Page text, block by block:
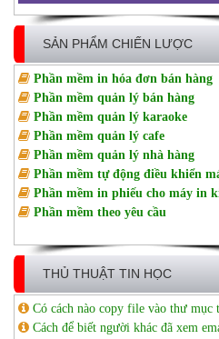
SẢN PHẨM CHIẾN LƯỢC
Phần mềm in hóa đơn bán hàng
Phần mềm quản lý bán hàng
Phần mềm quản lý karaoke
Phần mềm quản lý cafe
Phần mềm quản lý nhà hàng
Phần mềm tự động điều khiển
Phần mềm in phiếu cho máy in
Phần mềm theo yêu cầu
THỦ THUẬT TIN HỌC
Có cách nào copy file vào thư
Cách để biết người khác đã xem